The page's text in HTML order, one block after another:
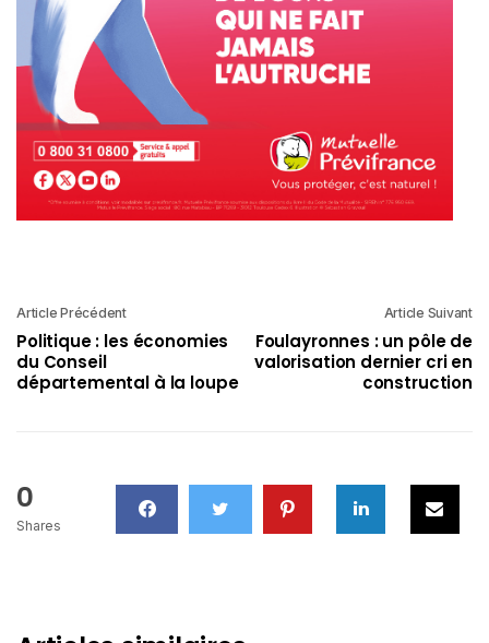
Article Précédent
Politique : les économies
du Conseil
départemental à la loupe
Article Suivant
Foulayronnes : un pôle de
valorisation dernier cri en
construction
0
Shares